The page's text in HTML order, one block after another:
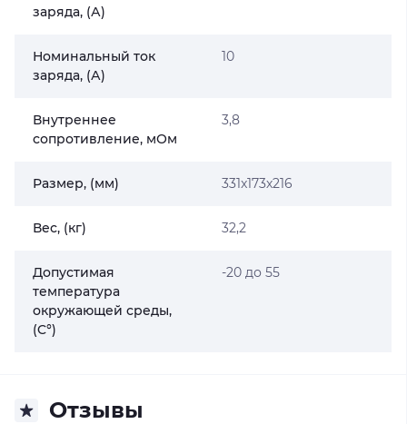
заряда, (А)
Номинальный ток
заряда, (А)
10
Внутреннее
сопротивление, мОм
3,8
Размер, (мм) 331x173х216
Вес, (кг) 32,2
Допустимая
температура
окружающей среды,
(C°)
-20 до 55
Отзывы